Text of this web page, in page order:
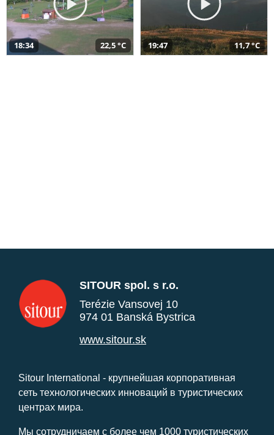
18:34 22,5 °C 19:47 11,7 °C
SITOUR spol. s r.o.
Terézie Vansovej 10
974 01 Banská Bystrica
www.sitour.sk
Sitour International - крупнейшая корпоративная
сеть технологических инноваций в туристических
центрах мира.
Мы сотрудничаем с более чем 1000 туристических